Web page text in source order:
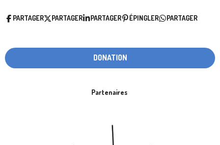
PARTAGER PARTAGER PARTAGER ÉPINGLER PARTAGER
DONATION
Partenaires